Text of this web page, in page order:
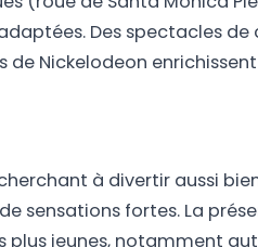
Des spectacles de
Nickelodeon
à divertir aussi
sensations fortes. La
jeunes, notamment